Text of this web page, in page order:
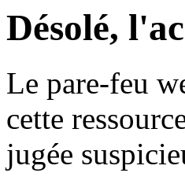
Désolé,
Le pare-feu
cette
jugée